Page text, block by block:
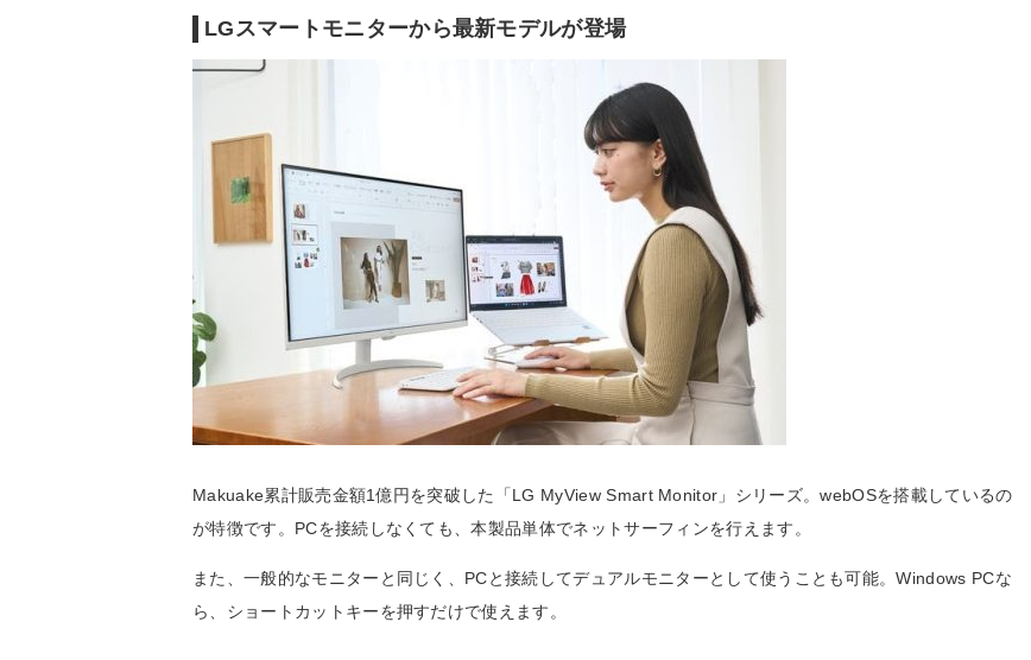
LGスマートモニターから最新モデルが登場
Makuake累計販売金額1億円を突破した「LG MyView Smart Monitor」シリーズ。webOSを搭載しているの
が特徴です。PCを接続しなくても、本製品単体でネットサーフィンを行えます。
また、一般的なモニターと同じく、PCと接続してデュアルモニターとして使うことも可能。Windows PCな
ら、ショートカットキーを押すだけで使えます。